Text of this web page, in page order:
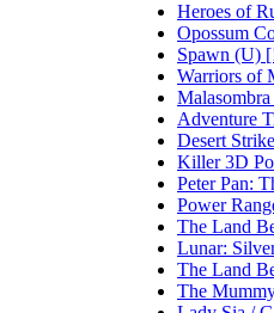
Heroes of
Opossum
Spawn (U)
Warriors of
Adventure
Desert
Killer 3D
Peter Pan:
Power
The Land
Lunar:
The Land
The